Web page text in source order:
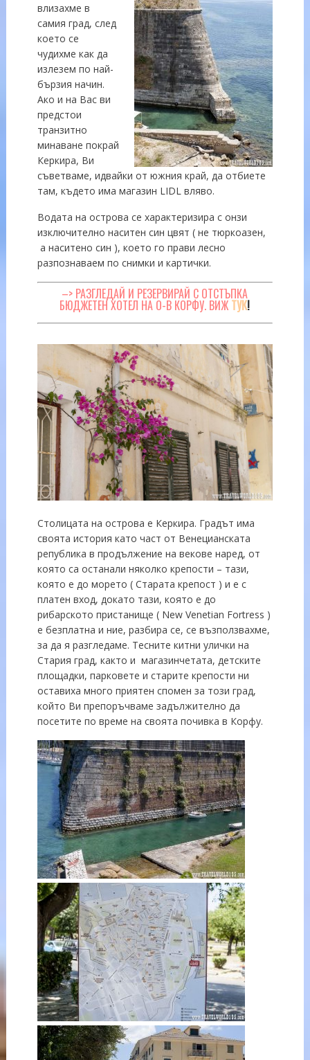
влизахме в
самия град, след
което се
чудихме как да
излезем по най-
бързия начин.
Ако и на Вас ви
предстои
транзитно
минаване покрай
Керкира, Ви
съветваме, идвайки от южния край, да отбиете
там, където има магазин LIDL вляво.
Водата на острова се характеризира с онзи
изключително наситен син цвят ( не тюркоазен,
а наситено син ), което го прави лесно
разпознаваем по снимки и картички.
–> РАЗГЛЕДАЙ И РЕЗЕРВИРАЙ С ОТСТЪПКА
БЮДЖЕТЕН ХОТЕЛ НА О-В КОРФУ. ВИЖ ТУК!
Столицата на острова е Керкира. Градът има
своята история като част от Венецианската
република в продължение на векове наред, от
която са останали няколко крепости – тази,
която е до морето ( Старата крепост ) и е с
платен вход, докато тази, която е до
рибарското пристанище ( New Venetian Fortress )
е безплатна и ние, разбира се, се възползвахме,
за да я разгледаме. Тесните китни улички на
Стария град, както и магазинчетата, детските
площадки, парковете и старите крепости ни
оставиха много приятен спомен за този град,
който Ви препоръчваме задължително да
посетите по време на своята почивка в Корфу.